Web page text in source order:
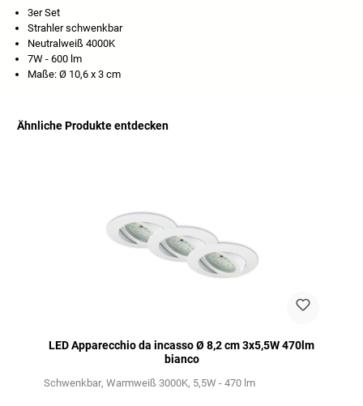
3er Set
Strahler schwenkbar
Neutralweiß 4000K
7W - 600 lm
Maße: Ø 10,6 x 3 cm
Ähnliche Produkte entdecken
LED Apparecchio da incasso Ø 8,2 cm 3x5,5W 470lm
bianco
Schwenkbar Warmweiß 3000K 5,5W - 470 lm